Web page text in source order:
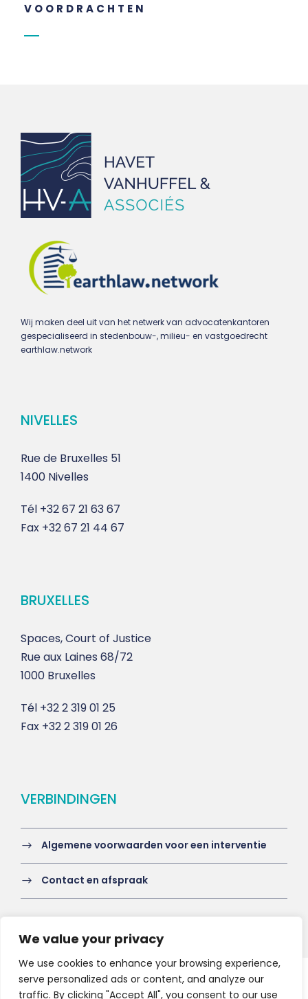
We value your privacy
We use cookies to enhance your browsing experience,
serve personalized ads or content, and analyze our
traffic. By clicking "Accept All", you consent to our use
VOORDRACHTEN
Wij maken deel uit van het netwerk van advocatenkantoren
gespecialiseerd in stedenbouw-, milieu- en vastgoedrecht
earthlaw.network
NIVELLES
Rue de Bruxelles 51
1400 Nivelles
Tél +32 67 21 63 67
Fax +32 67 21 44 67
BRUXELLES
Spaces, Court of Justice
Rue aux Laines 68/72
1000 Bruxelles
Tél +32 2 319 01 25
Fax +32 2 319 01 26
VERBINDINGEN
Algemene voorwaarden voor een interventie
Contact en afspraak
Copyright 2021 HV-A, All Right Reserved